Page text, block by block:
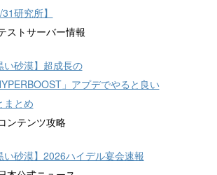
31研究所】
ストサーバー情報
い砂漠】超成長の
」アプデでやると良い
まとめ
ンテンツ攻略
い砂漠】2026ハイデル宴会速報